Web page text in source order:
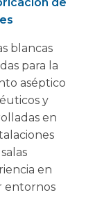
blancas
para la
aséptico
y
en
en
entornos